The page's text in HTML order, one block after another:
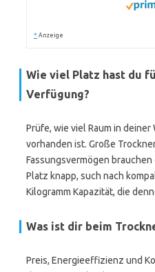
* Anzeige
Wie viel Platz hast du
Verfügung?
Prüfe, wie viel Raum in
vorhanden ist. Große
Fassungsvermögen
Platz knapp, such nach
Kilogramm Kapazität, die
Was ist dir beim
Preis, Energieeffizienz und